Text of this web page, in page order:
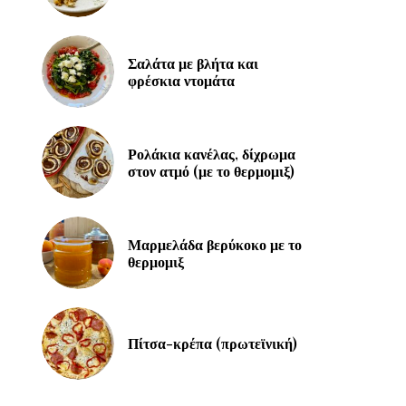
Σαλάτα με βλήτα και
φρέσκια ντομάτα
Ρολάκια κανέλας, δίχρωμα
στον ατμό (με το θερμομιξ)
Μαρμελάδα βερύκοκο με το
θερμομιξ
Πίτσα-κρέπα (πρωτεϊνική)